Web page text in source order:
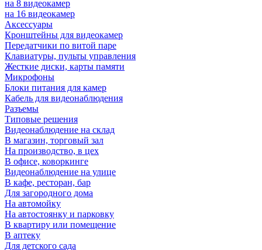
на 8 видеокамер
на 16 видеокамер
Аксессуары
Кронштейны для видеокамер
Передатчики по витой паре
Клавиатуры, пульты управления
Жесткие диски, карты памяти
Микрофоны
Блоки питания для камер
Кабель для видеонаблюдения
Разъемы
Типовые решения
Видеонаблюдение на склад
В магазин, торговый зал
На производство, в цех
В офисе, коворкинге
Видеонаблюдение на улице
В кафе, ресторан, бар
Для загородного дома
На автомойку
На автостоянку и парковку
В квартиру или помещение
В аптеку
Для детского сада